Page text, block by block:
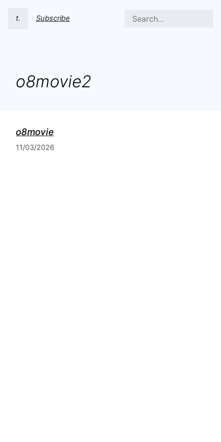
t. Subscribe
o8movie2
o8movie
11/03/2026